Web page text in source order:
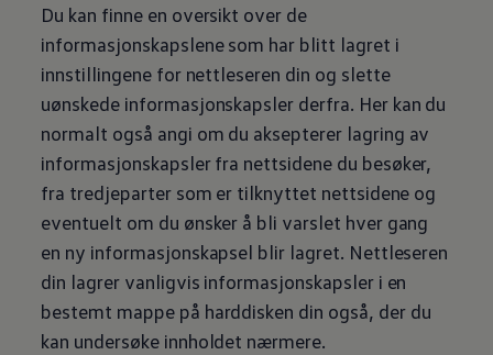
Du kan finne en oversikt over de
informasjonskapslene som har blitt lagret i
innstillingene for nettleseren din og slette
uønskede informasjonskapsler derfra. Her kan du
normalt også angi om du aksepterer lagring av
informasjonskapsler fra nettsidene du besøker,
fra tredjeparter som er tilknyttet nettsidene og
eventuelt om du ønsker å bli varslet hver gang
en ny informasjonskapsel blir lagret. Nettleseren
din lagrer vanligvis informasjonskapsler i en
bestemt mappe på harddisken din også, der du
kan undersøke innholdet nærmere.